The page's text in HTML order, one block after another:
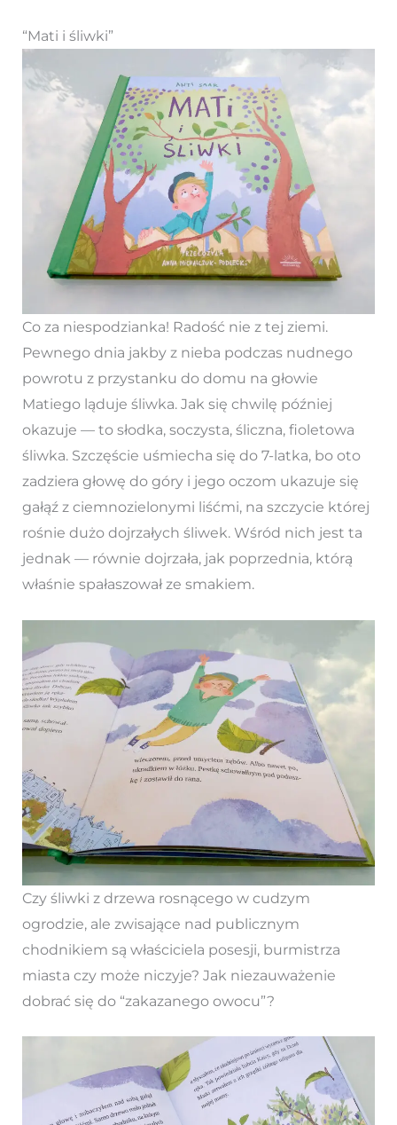
“Mati i śliwki”
Co za niespodzianka! Radość nie z tej ziemi.
Pewnego dnia jakby z nieba podczas nudnego
powrotu z przystanku do domu na głowie
Matiego ląduje śliwka. Jak się chwilę później
okazuje — to słodka, soczysta, śliczna, fioletowa
śliwka. Szczęście uśmiecha się do 7-latka, bo oto
zadziera głowę do góry i jego oczom ukazuje się
gałąź z ciemnozielonymi liśćmi, na szczycie której
rośnie dużo dojrzałych śliwek. Wśród nich jest ta
jednak — równie dojrzała, jak poprzednia, którą
właśnie spałaszował ze smakiem.
Czy śliwki z drzewa rosnącego w cudzym
ogrodzie, ale zwisające nad publicznym
chodnikiem są właściciela posesji, burmistrza
miasta czy może niczyje? Jak niezauważenie
dobrać się do “zakazanego owocu”?